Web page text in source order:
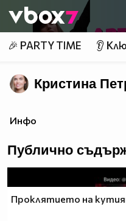
👾
🎉 PARTY TIME 👂
Кристина
Инфо
Публично
Проклятието на